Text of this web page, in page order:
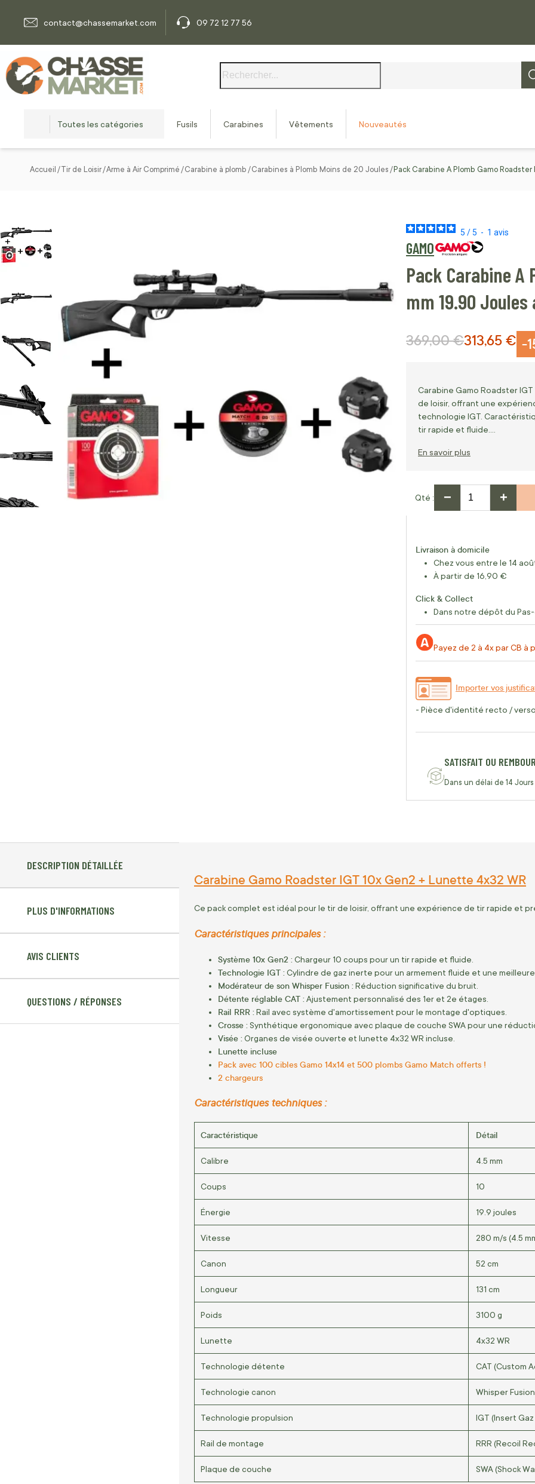
contact@chassemarket.com
09 72 12 77 56
Toutes les catégories Fusils Carabines Vêtements Nouveautés
Accueil Tir de Loisir Arme à Air Comprimé Carabine à plomb Carabines à Plomb Moins de 20 Joules Pack Carabine A Plomb Gamo
5 /5 - 1 avis
GAMO
Pack Carabine A
mm 19.90
-
Prix Spécial
313,65 €
Prix normal
369,00 €
Carabine Gamo Roadster
de loisir, offrant une
technologie IGT.
tir rapide et fluide.…
En savoir plus
Qté − +
Livraison à domicile
Chez vous entre le 14
À partir de 16,90 €
Click & Collect
Dans notre dépôt du
Payez de 2 à 4x par CB à
Importer vos
- Pièce d'identité recto /
SATISFAIT OU
Dans un délai de 14 Jours
DESCRIPTION DÉTAILLÉE
PLUS D'INFORMATIONS
AVIS CLIENTS
QUESTIONS / RÉPONSES
Carabine Gamo Roadster IGT 10x Gen2 + Lunette 4x32 WR
Ce pack complet est idéal pour le tir de loisir, offrant une expérience de tir rapide et
Caractéristiques principales :
Système 10x Gen2 : Chargeur 10 coups pour un tir rapide et fluide.
Technologie IGT : Cylindre de gaz inerte pour un armement fluide et une
Modérateur de son Whisper Fusion : Réduction significative du bruit.
Détente réglable CAT : Ajustement personnalisé des 1er et 2e étages.
Rail RRR : Rail avec système d'amortissement pour le montage d'optiques.
Crosse : Synthétique ergonomique avec plaque de couche SWA pour une
Visée : Organes de visée ouverte et lunette 4x32 WR incluse.
Lunette incluse
Pack avec 100 cibles Gamo 14x14 et 500 plombs Gamo Match offerts !
2 chargeurs
Caractéristiques techniques :
Caractéristique Détail
Calibre 4.5 mm
Coups 10
Énergie 19.9 joules
Vitesse 280 m/s (4.5
Canon 52 cm
Longueur 131 cm
Poids 3100 g
Lunette 4x32 WR
Technologie détente CAT (Custom
Technologie canon Whisper Fusion
Technologie propulsion IGT (Insert
Rail de montage RRR (Recoil
Plaque de couche SWA (Shock